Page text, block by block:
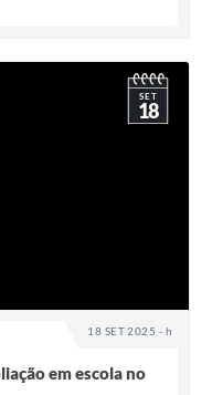
18 SET 2025 - h
SET
18
em escola no